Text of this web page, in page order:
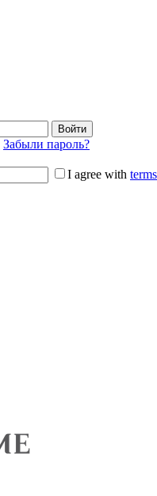
Войти
Забыли пароль?
I agree with